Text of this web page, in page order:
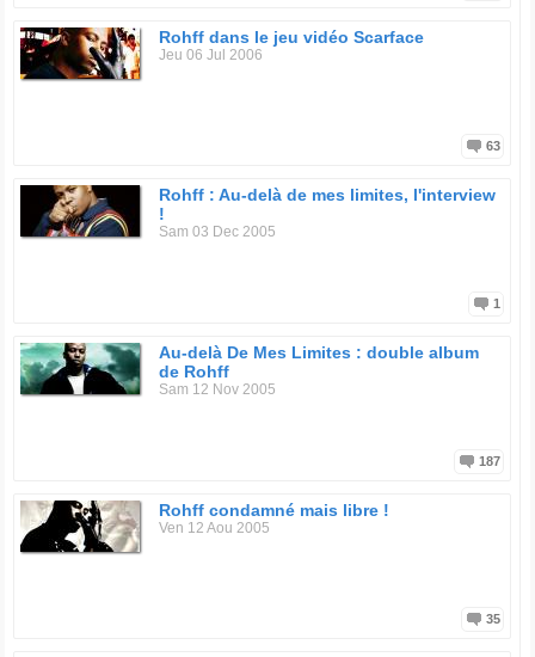
Rohff dans le jeu vidéo Scarface
Jeu 06 Jul 2006
63
Rohff : Au-delà de mes limites, l'interview
!
Sam 03 Dec 2005
1
Au-delà De Mes Limites : double album
de Rohff
Sam 12 Nov 2005
187
Rohff condamné mais libre !
Ven 12 Aou 2005
35